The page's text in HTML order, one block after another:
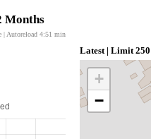
Months
| Autoreload 4:51 min
Latest | Limit 250
+
−